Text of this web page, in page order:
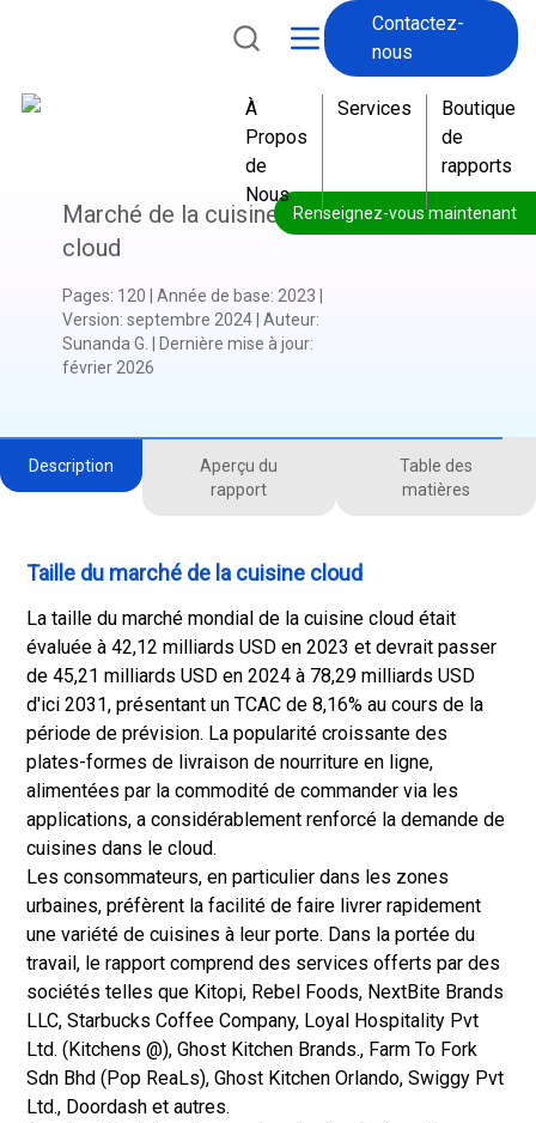
Contactez-
nous
À
Propos
de
Nous
Services
Boutique
de
rapports
Renseignez-vous maintenant
Marché de la cuisine
cloud
Pages: 120 Année de base: 2023
Version: septembre 2024| Auteur:
Sunanda G.
Dernière mise à jour:
février 2026
Description
Aperçu du
rapport
Table des
matières
Taille du marché de la cuisine cloud
La taille du marché mondial de la cuisine cloud était
évaluée à 42,12 milliards USD en 2023 et devrait passer
de 45,21 milliards USD en 2024 à 78,29 milliards USD
d'ici 2031, présentant un TCAC de 8,16% au cours de la
période de prévision. La popularité croissante des
plates-formes de livraison de nourriture en ligne,
alimentées par la commodité de commander via les
applications, a considérablement renforcé la demande de
cuisines dans le cloud.
Les consommateurs, en particulier dans les zones
urbaines, préfèrent la facilité de faire livrer rapidement
une variété de cuisines à leur porte. Dans la portée du
travail, le rapport comprend des services offerts par des
sociétés telles que Kitopi, Rebel Foods, NextBite Brands
LLC, Starbucks Coffee Company, Loyal Hospitality Pvt
Ltd. (Kitchens @), Ghost Kitchen Brands., Farm To Fork
Sdn Bhd (Pop ReaLs), Ghost Kitchen Orlando, Swiggy Pvt
Ltd., Doordash et autres.